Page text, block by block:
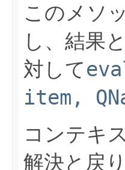
このメソ
し、結果
対して
item,
コンテキ
解決と戻